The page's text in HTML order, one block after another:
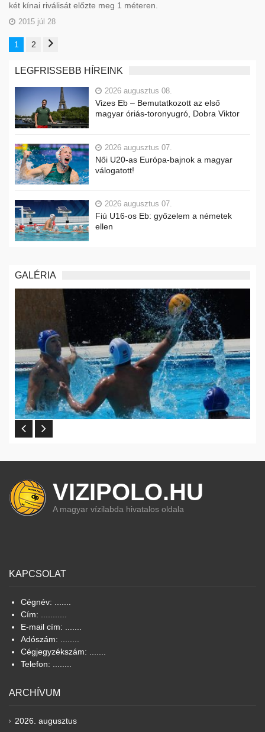
két kínai riválisát előzte meg 1 méteren.
2015 júl 28
1 2
LEGFRISSEBB HÍREINK
2026 augusztus 08.
Vizes Eb – Bemutatkozott az első
magyar óriás-toronyugró, Dobra Viktor
2026 augusztus 07.
Női U20-as Európa-bajnok a magyar
válogatott!
2026 augusztus 07.
Fiú U16-os Eb: győzelem a németek
ellen
GALÉRIA
VIZIPOLO.HU
A magyar vízilabda hivatalos oldala
KAPCSOLAT
Cégnév: .......
Cím: ...........
E-mail cím: .......
Adószám: ........
Cégjegyzékszám: .......
Telefon: ........
ARCHÍVUM
2026. augusztus